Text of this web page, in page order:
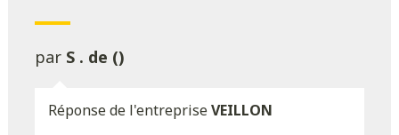
par S . de ()
Réponse de l'entrepriseVEILLON